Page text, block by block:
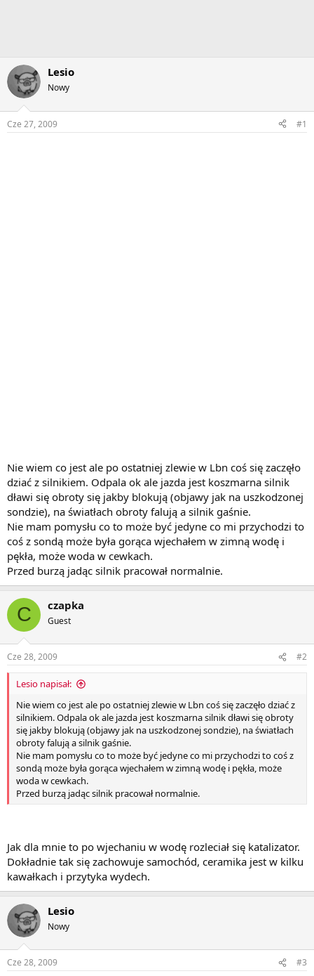
Lesio
Nowy
Cze 27, 2009 #1
Nie wiem co jest ale po ostatniej zlewie w Lbn coś się zaczęło
dziać z silnikiem. Odpala ok ale jazda jest koszmarna silnik
dławi się obroty się jakby blokują (objawy jak na uszkodzonej
sondzie), na światłach obroty falują a silnik gaśnie.
Nie mam pomysłu co to może być jedyne co mi przychodzi to
coś z sondą może była gorąca wjechałem w zimną wodę i
pękła, może woda w cewkach.
Przed burzą jadąc silnik pracował normalnie.
C czapka
Guest
Cze 28, 2009 #2
Lesio napisał:
Nie wiem co jest ale po ostatniej zlewie w Lbn coś się zaczęło dziać z
silnikiem. Odpala ok ale jazda jest koszmarna silnik dławi się obroty
się jakby blokują (objawy jak na uszkodzonej sondzie), na światłach
obroty falują a silnik gaśnie.
Nie mam pomysłu co to może być jedyne co mi przychodzi to coś z
sondą może była gorąca wjechałem w zimną wodę i pękła, może
woda w cewkach.
Przed burzą jadąc silnik pracował normalnie.
Jak dla mnie to po wjechaniu w wodę rozleciał się katalizator.
Dokładnie tak się zachowuje samochód, ceramika jest w kilku
kawałkach i przytyka wydech.
Lesio
Nowy
Cze 28, 2009 #3